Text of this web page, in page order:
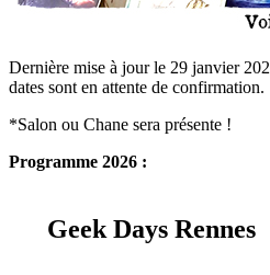
Dernière mise à jour le 29 janvier
dates sont en attente de confirmation.
*Salon ou Chane sera présente !
Programme 2026 :
Geek Days Rennes